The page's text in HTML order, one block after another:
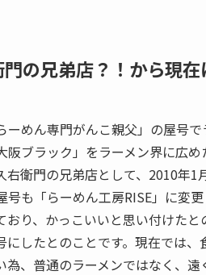
の兄弟店？！から現
ーめん専門がんこ親父」の屋号
阪ブラック」をラーメン界に広
右衛門の兄弟店として、2010年
も「らーめん工房RISE」に変更
り、かっこいいと思い付けた
にしたとのことです。現在では
、普通のラーメンではなく、遠